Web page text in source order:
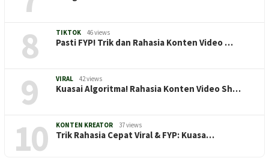
8 TIKTOK 46 views
Pasti FYP! Trik dan Rahasia Konten Video …
9 VIRAL 42 views
Kuasai Algoritma! Rahasia Konten Video Sh…
10 KONTEN KREATOR 37 views
Trik Rahasia Cepat Viral & FYP: Kuasa…